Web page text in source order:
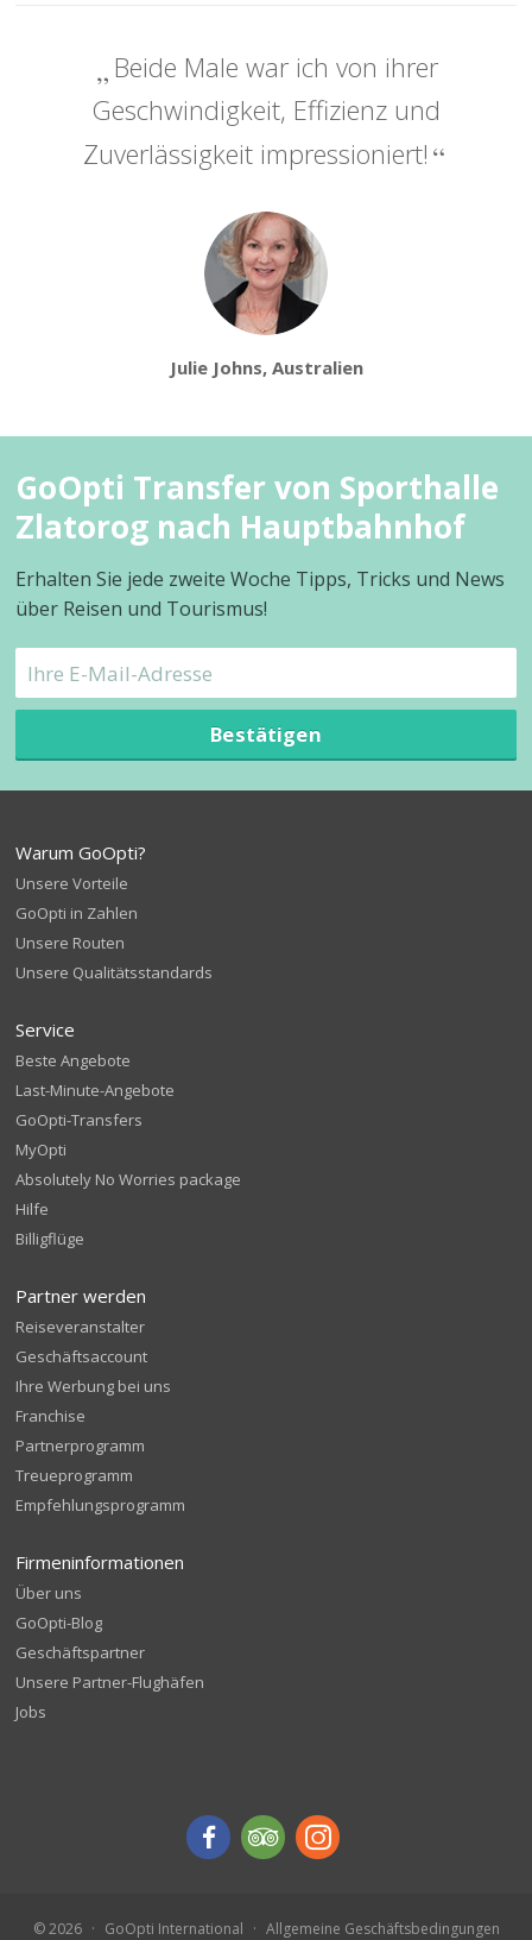
Beide Male war ich von ihrer
Geschwindigkeit, Effizienz und
Zuverlässigkeit impressioniert!
Julie Johns, Australien
GoOpti Transfer von Sporthalle
Zlatorog nach Hauptbahnhof
Erhalten Sie jede zweite Woche Tipps, Tricks und News
über Reisen und Tourismus!
Bestätigen
Warum GoOpti?
Unsere Vorteile
GoOpti in Zahlen
Unsere Routen
Unsere Qualitätsstandards
Service
Beste Angebote
Last-Minute-Angebote
GoOpti-Transfers
MyOpti
Absolutely No Worries package
Hilfe
Billigflüge
Partner werden
Reiseveranstalter
Geschäftsaccount
Ihre Werbung bei uns
Franchise
Partnerprogramm
Treueprogramm
Empfehlungsprogramm
Firmeninformationen
Über uns
GoOpti-Blog
Geschäftspartner
Unsere Partner-Flughäfen
Jobs
© 2026 GoOpti International Allgemeine Geschäftsbedingungen